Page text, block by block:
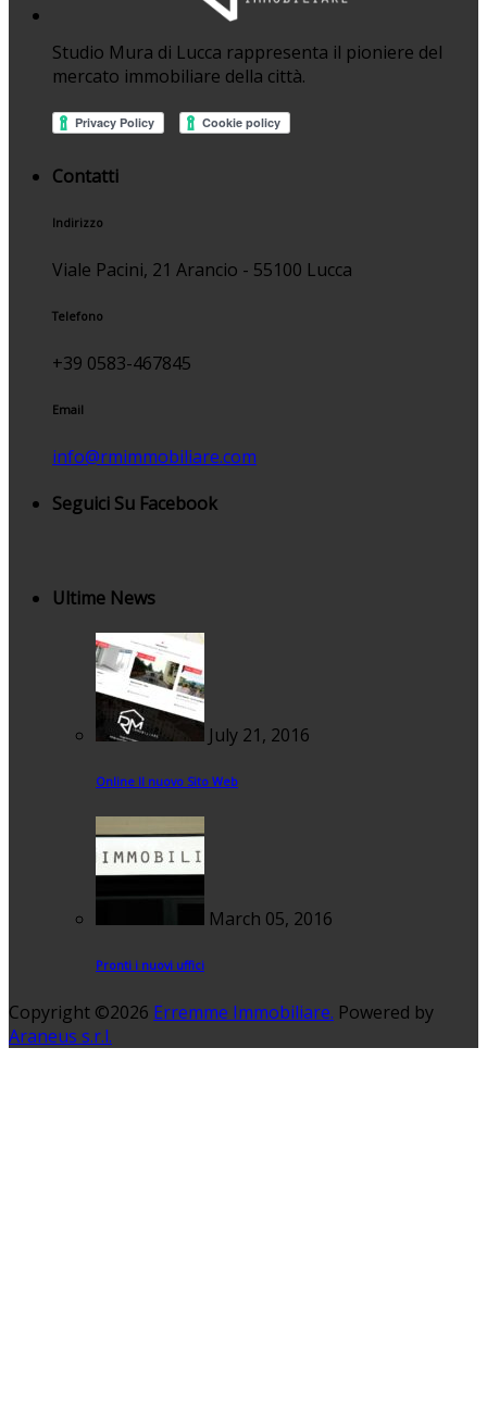
Studio Mura di Lucca rappresenta il pioniere del
mercato immobiliare della città.
Contatti
Indirizzo
Viale Pacini, 21 Arancio - 55100 Lucca
Telefono
+39 0583-467845
Email
info@rmimmobiliare.com
Seguici Su Facebook
Ultime News
July 21, 2016
Online Il nuovo Sito Web
March 05, 2016
Pronti i nuovi uffici
Copyright ©2026 Erremme Immobiliare. Powered by
Araneus s.r.l.